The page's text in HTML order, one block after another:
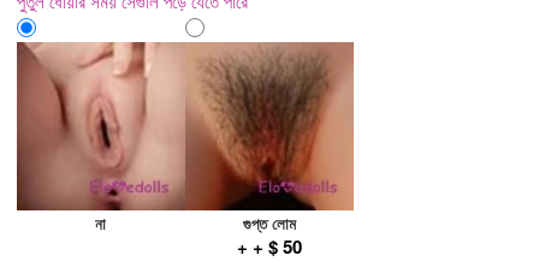
না গুপ্ত লোম
+ + $ 50